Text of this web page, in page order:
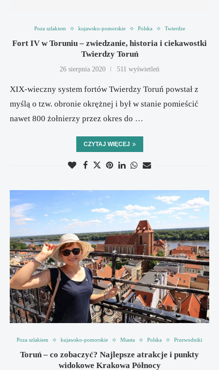
Poza szlakiem kujawsko-pomorskie Polska Twierdze
Fort IV w Toruniu – zwiedzanie, historia i ciekawostki
Twierdzy Toruń
26 sierpnia 2020 511 wyświetleń
XIX-wieczny system fortów Twierdzy Toruń powstał z
myślą o tzw. obronie okrężnej i był w stanie pomieścić
nawet 800 żołnierzy przez okres do …
CZYTAJ WIĘCEJ
Poza szlakiem kujawsko-pomorskie Miasta Polska Przewodniki
Toruń – co zobaczyć? Najlepsze atrakcje i punkty
widokowe Krakowa Północy